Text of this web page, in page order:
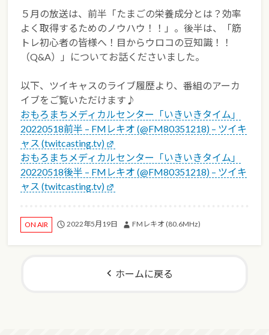
５月の放送は、前半「たまごの栄養成分とは？効率
よく取得するためのノウハウ！！」。後半は、「筋
トレ初心者の皆様へ！目からウロコの豆知識！！
（Q&A）」についてお話くださいました。
以下、ツイキャスのライブ履歴より、番組のアーカ
イブをご覧いただけます♪
おもろまちメディカルセンター「いきいきタイム」
20220518前半 – FMレキオ (@FM80351218) – ツイキ
ャス (twitcasting.tv)
おもろまちメディカルセンター「いきいきタイム」
20220518後半 – FMレキオ (@FM80351218) – ツイキ
ャス (twitcasting.tv)
ON AIR 2022年5月19日 FMレキオ (80.6MHz)
ホームに戻る